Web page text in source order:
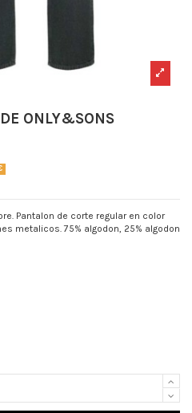
ONLY&SONS
Pantalon de corte regular en color
metalicos. 75% algodon, 25% algodon